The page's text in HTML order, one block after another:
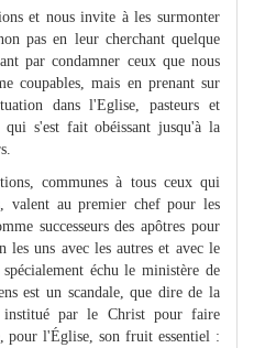
et nous invite à les surmonter
pas en leur cherchant quelque
par condamner ceux que nous
coupables, mais en prenant sur
dans l'Eglise, pasteurs et
s'est fait obéissant jusqu'à la
communes à tous ceux qui
valent au premier chef pour les
successeurs des apôtres pour
uns avec les autres et avec le
échu le ministère de
est un scandale, que dire de la
institué par le Christ pour faire
pour l'Église, son fruit essentiel :